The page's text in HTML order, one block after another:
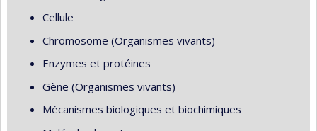
Cellule
Chromosome (Organismes vivants)
Enzymes et protéines
Gène (Organismes vivants)
Mécanismes biologiques et biochimiques